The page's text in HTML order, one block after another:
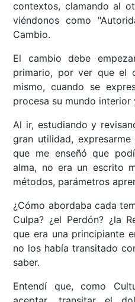
contextos, clamando al
viéndonos como
Cambio.
El cambio debe
primario, por ver que el
mismo, cuando se
procesa su mundo interior
Al ir, estudiando y
gran utilidad,
que me enseñó que
alma, no era un escrito
métodos, parámetros
¿Cómo abordaba cada
Culpa? ¿el Perdón? ¿la
que era una principiante
no los había transitado
saber.
Entendí que, como